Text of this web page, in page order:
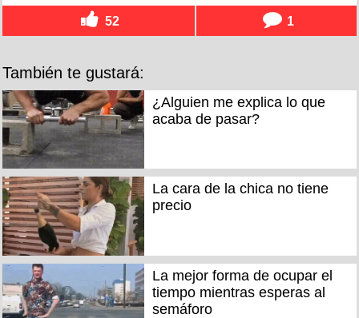
52 1
También te gustará:
¿Alguien me explica lo que
acaba de pasar?
La cara de la chica no tiene
precio
La mejor forma de ocupar el
tiempo mientras esperas al
semáforo